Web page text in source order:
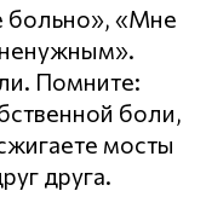
больно», «Мне
Помните:
боли,
мосты
друга.